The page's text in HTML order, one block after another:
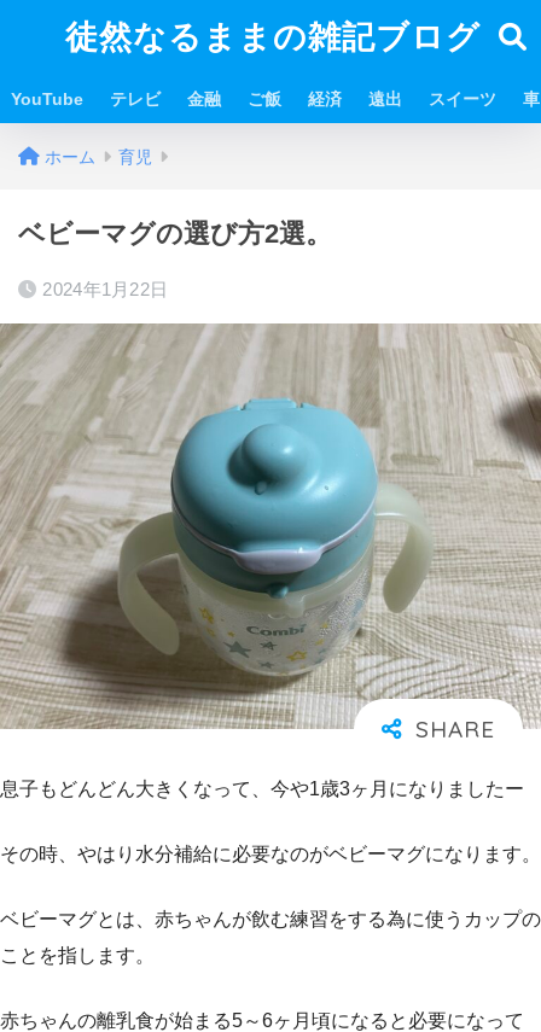
徒然なるままの雑記ブログ
YouTube テレビ 金融 ご飯 経済 遠出 スイーツ 車
ホーム 育児
ベビーマグの選び方2選。
2024年1月22日
息子もどんどん大きくなって、今や1歳3ヶ月になりましたー
その時、やはり水分補給に必要なのがベビーマグになります。
ベビーマグとは、赤ちゃんが飲む練習をする為に使うカップの
ことを指します。
赤ちゃんの離乳食が始まる5～6ヶ月頃になると必要になって